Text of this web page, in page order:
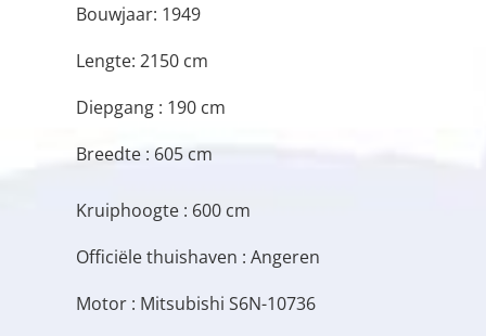
Bouwjaar: 1949
Lengte: 2150 cm
Diepgang : 190 cm
Breedte : 605 cm
Kruiphoogte : 600 cm
Officiële thuishaven : Angeren
Motor : Mitsubishi S6N-10736